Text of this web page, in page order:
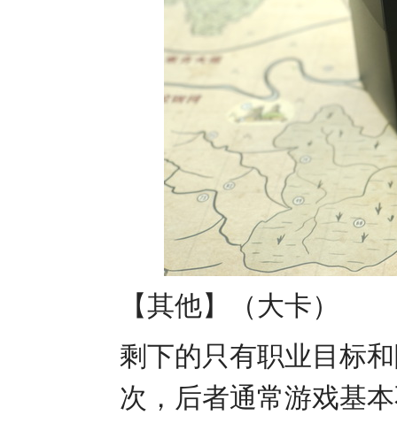
【其他】（大卡）
剩下的只有职业目标
次，后者通常游戏基